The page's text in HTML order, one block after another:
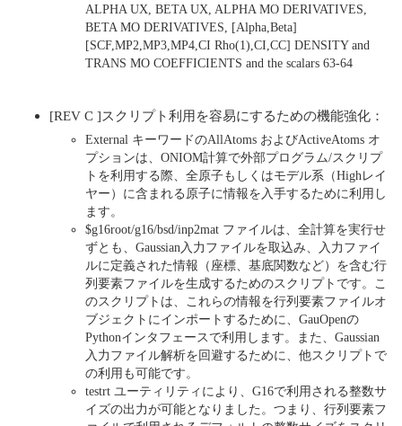
ALPHA UX, BETA UX, ALPHA MO DERIVATIVES,
BETA MO DERIVATIVES, [Alpha,Beta]
[SCF,MP2,MP3,MP4,CI Rho(1),CI,CC] DENSITY and
TRANS MO COEFFICIENTS and the scalars 63-64
[REV C ]スクリプト利用を容易にするための機能強化：
External キーワードのAllAtoms およびActiveAtoms オ
プションは、ONIOM計算で外部プログラム/スクリプ
トを利用する際、全原子もしくはモデル系（Highレイ
ヤー）に含まれる原子に情報を入手するために利用し
ます。
$g16root/g16/bsd/inp2mat ファイルは、全計算を実行せ
ずとも、Gaussian入力ファイルを取込み、入力ファイ
ルに定義された情報（座標、基底関数など）を含む行
列要素ファイルを生成するためのスクリプトです。こ
のスクリプトは、これらの情報を行列要素ファイルオ
ブジェクトにインポートするために、GauOpenの
Pythonインタフェースで利用します。また、Gaussian
入力ファイル解析を回避するために、他スクリプトで
の利用も可能です。
testrt ユーティリティにより、G16で利用される整数サ
イズの出力が可能となりました。つまり、行列要素フ